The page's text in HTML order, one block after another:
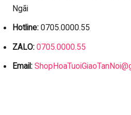
Ngãi
Hotline:0705.0000.55
ZALO: 0705.0000.55
Email: